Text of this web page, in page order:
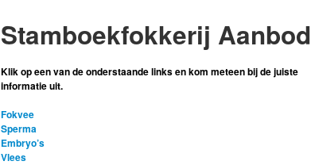
Stamboekfokkerij Aanbod
Klik op een van de onderstaande links en kom meteen bij de juiste
informatie uit.
Fokvee
Sperma
Embryo’s
Vlees